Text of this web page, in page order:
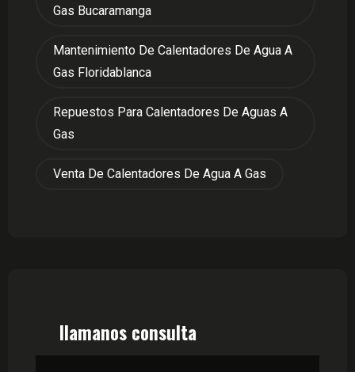
Gas Bucaramanga
Mantenimiento De Calentadores De Agua A
Gas Floridablanca
Repuestos Para Calentadores De Aguas A
Gas
Venta De Calentadores De Agua A Gas
llamanos consulta